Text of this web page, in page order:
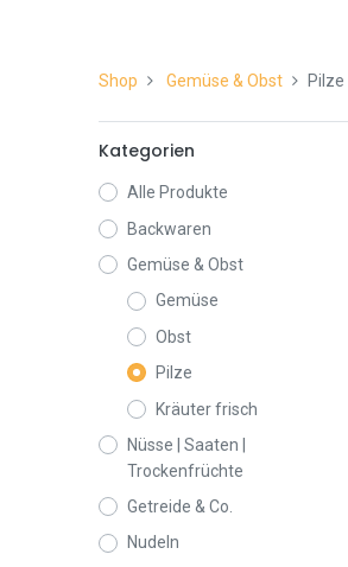
Shop Gemüse & Obst Pilze
Kategorien
Alle Produkte
Backwaren
Gemüse & Obst
Gemüse
Obst
Pilze
Kräuter frisch
Nüsse | Saaten |
Trockenfrüchte
Getreide & Co.
Nudeln